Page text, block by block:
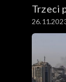
Trzeci